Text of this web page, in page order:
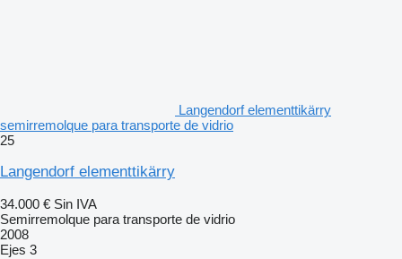
Langendorf elementtikärry
semirremolque para transporte de vidrio
25
Langendorf elementtikärry
34.000 € Sin IVA
Semirremolque para transporte de vidrio
2008
Ejes 3